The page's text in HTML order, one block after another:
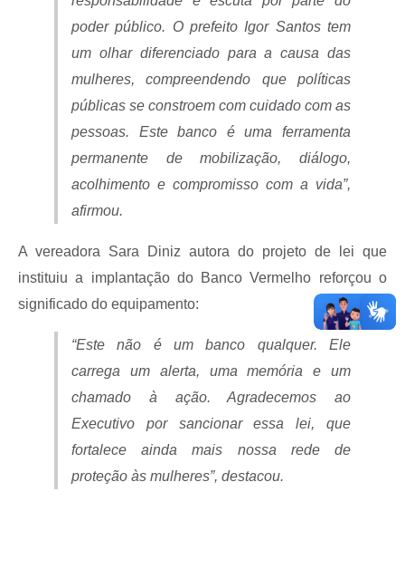
poder público. O prefeito Igor Santos tem
um olhar diferenciado para a causa das
mulheres, compreendendo que políticas
públicas se constroem com cuidado com as
pessoas. Este banco é uma ferramenta
permanente de mobilização, diálogo,
acolhimento e compromisso com a vida”,
afirmou.
A vereadora Sara Diniz autora do projeto de lei que
instituiu a implantação do Banco Vermelho reforçou o
significado do equipamento:
“Este não é um banco qualquer. Ele
carrega um alerta, uma memória e um
chamado à ação. Agradecemos ao
Executivo por sancionar essa lei, que
fortalece ainda mais nossa rede de
proteção às mulheres”, destacou.